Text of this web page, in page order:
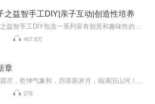
之益智手工DIY|亲子互动|创造性培养
407.8万
章
278